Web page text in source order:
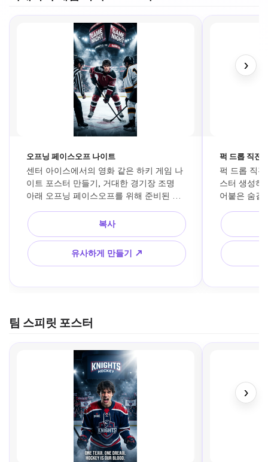
오프닝 페이스오프 나이트
센터 아이스에서의 영화 같은 하키 게임 나
이트 포스터 만들기, 거대한 경기장 조명
아래 오프닝 페이스오프를 위해 준비된 나,
비의 그림자, 프리미엄 스포츠 영화 포스터
구성, 초현실적인 하키 장면.
복사
유사하게 만들기 ↗
퍽 드롭 직전
퍽 드롭 직
스터 생성하
어붙은 숨결
흐림, 프리
›
팀 스피릿 포스터
›